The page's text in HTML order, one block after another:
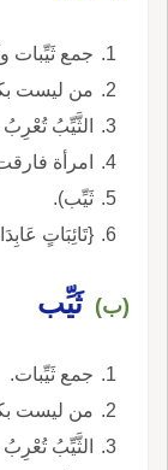
جمع ثَيِّبات
من ليست
الثَّيِّبُ
امرأة
ثَيِّب).
{تَائِبَاتٍ
(ب) ثَيِّب
جمع ثَيِّبات.
من ليست
الثَّيِّبُ